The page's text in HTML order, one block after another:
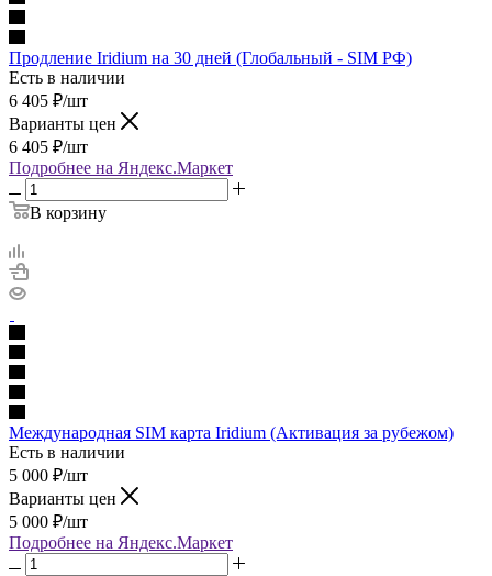
Продление Iridium на 30 дней (Глобальный - SIM РФ)
Есть в наличии
6 405 ₽/шт
Варианты цен
6 405 ₽/шт
Подробнее на Яндекс.Маркет
В корзину
Международная SIM карта Iridium (Активация за рубежом)
Есть в наличии
5 000 ₽/шт
Варианты цен
5 000 ₽/шт
Подробнее на Яндекс.Маркет